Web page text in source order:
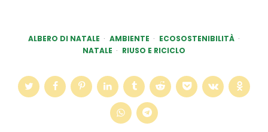
ALBERO DI NATALE AMBIENTE
ECOSOSTENIBILITÀ
NATALE
RIUSO E RICICLO